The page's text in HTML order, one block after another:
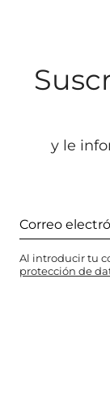
y le
Al introducir tu
protección de